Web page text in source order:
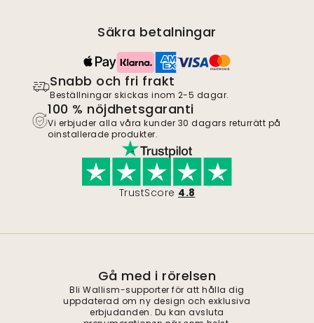
Säkra betalningar
Snabb och fri frakt
Beställningar skickas inom 2-5 dagar.
100 % nöjdhetsgaranti
Vi erbjuder alla våra kunder 30 dagars returrätt på
oinstallerade produkter.
TrustScore 4.8
Gå med i rörelsen
Bli Wallism-supporter för att hålla dig
uppdaterad om ny design och exklusiva
erbjudanden. Du kan avsluta